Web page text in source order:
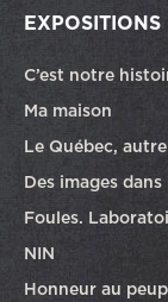
EXPOSITIONS
C’est notre
Ma maison
Le Québec,
Des images
Foules.
NIN
Honneur au